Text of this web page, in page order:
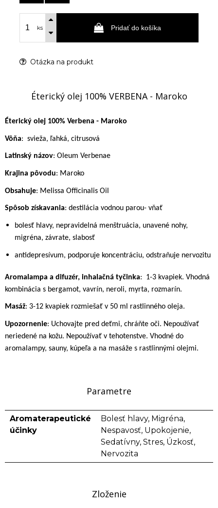
ks Pridať do košíka
Otázka na produkt
Éterický olej 100% VERBENA - Maroko
Éterický olej 100% Verbena - Maroko
Vôňa: svieža, ľahká, citrusová
Latinský názov: Oleum Verbenae
Krajina pôvodu: Maroko
Obsahuje: Melissa Officinalis Oil
Spôsob získavania: destilácia vodnou parou- vňať
bolesť hlavy, nepravidelná menštruácia, unavené nohy,
migréna, závrate, slabosť
antidepresívum, podporuje koncentráciu, odstraňuje nervozitu
Aromalampa a difuzér, inhalačná tyčinka:
1-3 kvapiek. Vhodná
kombinácia s bergamot, vavrín, neroli, myrta, rozmarín.
Masáž: 3-12 kvapiek rozmiešať v 50 ml rastlinného oleja.
Upozornenie: Uchovajte pred deťmi, chráňte oči. Nepoužívať
neriedené na kožu. Nepoužívať v tehotenstve. Vhodné do
aromalampy, sauny, kúpeľa a na masáže s rastlinnými olejmi.
Parametre
Aromaterapeutické
účinky
Bolesť hlavy, Migréna,
Nespavosť, Upokojenie,
Sedatívny, Stres, Úzkosť,
Nervozita
Zloženie